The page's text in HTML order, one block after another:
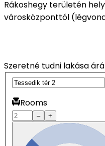
Rákoshegy területén
városközponttól
Szeretné tudni lakása
Rooms
– +